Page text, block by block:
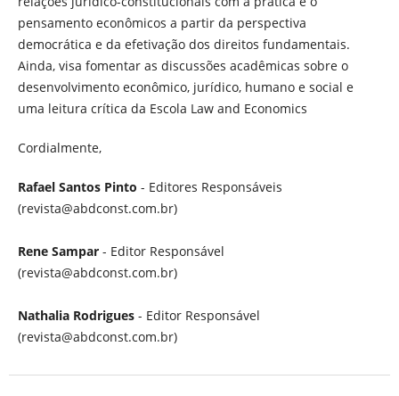
pensamento econômicos a partir da perspectiva
democrática e da efetivação dos direitos fundamentais.
Ainda, visa fomentar as discussões acadêmicas sobre o
desenvolvimento econômico, jurídico, humano e social e
uma leitura crítica da Escola Law and Economics
Cordialmente,
Rafael Santos Pinto - Editores Responsáveis
(revista@abdconst.com.br)
Rene Sampar- Editor Responsável
(revista@abdconst.com.br)
Nathalia Rodrigues- Editor Responsável
(revista@abdconst.com.br)